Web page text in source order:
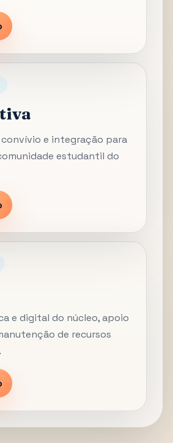
e integração para
estudantil do
e digital do núcleo, apoio
de recursos